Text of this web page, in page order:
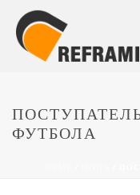
ФУТБОЛА